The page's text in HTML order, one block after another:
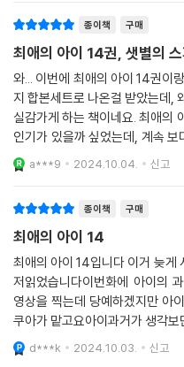
종이책 구매
최애의 아이 14권, 샛별의
와... 이번에 최애의 아이 14권이
지 합본세트로 나온걸 받았는데,
실감가게 하는 책이네요. 최애의
인기가 있을까 싶었는데, 계속 보
이 드는게... 이제 소설까지 함께
입니다. ^^
a***9 2024.10.04. 신고
종이책 구매
최애의 아이 14
최애의 아이 14입니다 이거 늦게
저읽었습니다이번화에 아이의
영상을 찍는데 당예하겠지만 아
쿠아가 맡고요아이과거가 생각
d***k 2024.10.03. 신고